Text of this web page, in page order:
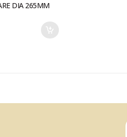
DIA 265MM